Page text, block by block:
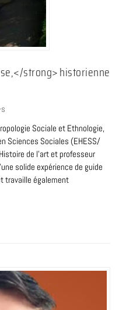
strong> historienne
Sociale et Ethnologie,
Sciences Sociales (EHESS/
de l’art et professeur
solide expérience de guide
travaille également